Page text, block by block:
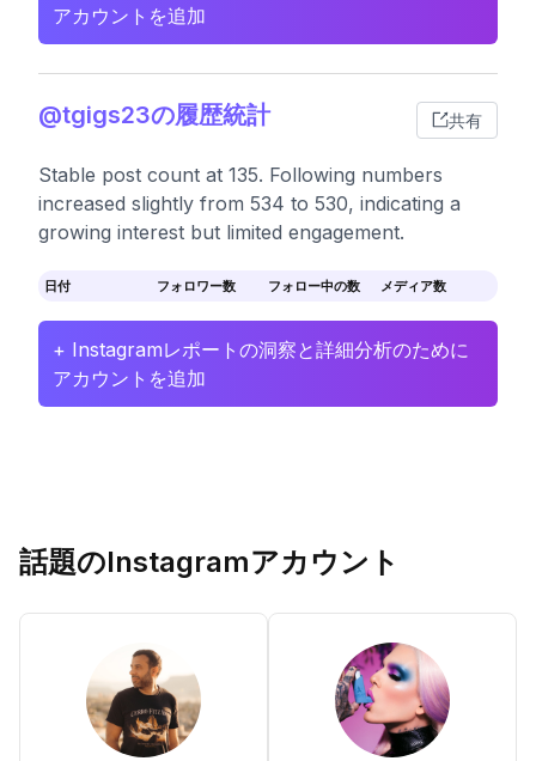
アカウントを追加
@tgigs23の履歴統計 共有
Stable post count at 135. Following numbers
increased slightly from 534 to 530, indicating a
growing interest but limited engagement.
日付 フォロワー数 フォロー中の数 メディア数
+ Instagramレポートの洞察と詳細分析のために
アカウントを追加
話題のInstagramアカウント